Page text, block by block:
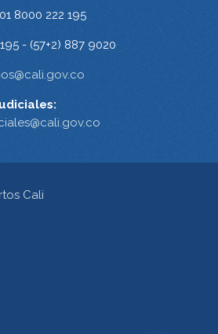
01 8000 222 195
195 - (57+2) 887 9020
Cali